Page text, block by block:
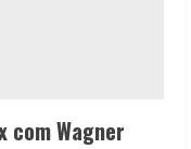
com Wagner